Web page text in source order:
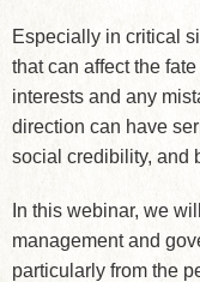
Especially in critical
that can affect the
interests and any
direction can have
social credibility, and
In this webinar, we
management and
particularly from the